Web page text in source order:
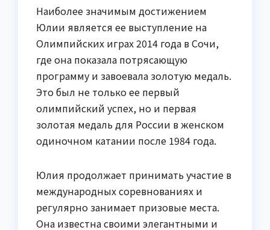
Наиболее значимым достижением
Юлии является ее выступление на
Олимпийских играх 2014 года в Сочи,
где она показала потрясающую
программу и завоевала золотую медаль.
Это был не только ее первый
олимпийский успех, но и первая
золотая медаль для России в женском
одиночном катании после 1984 года.
Юлия продолжает принимать участие в
международных соревнованиях и
регулярно занимает призовые места.
Она известна своими элегантными и